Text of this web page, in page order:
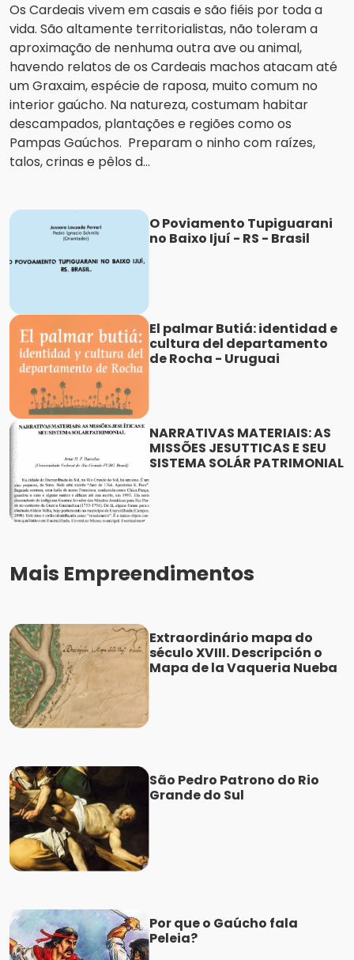
Os Cardeais vivem em casais e são fiéis por toda a
vida. São altamente territorialistas, não toleram a
aproximação de nenhuma outra ave ou animal,
havendo relatos de os Cardeais machos atacam até
um Graxaim, espécie de raposa, muito comum no
interior gaúcho. Na natureza, costumam habitar
descampados, plantações e regiões como os
Pampas Gaúchos. Preparam o ninho com raízes,
talos, crinas e pêlos d...
O Poviamento Tupiguarani
no Baixo Ijuí - RS - Brasil
El palmar Butiá: identidad e
cultura del departamento
de Rocha - Uruguai
NARRATIVAS MATERIAIS: AS
MISSÕES JESUTTICAS E SEU
SISTEMA SOLÁR PATRIMONIAL
Mais Empreendimentos
Extraordinário mapa do
século XVIII. Descripción o
Mapa de la Vaqueria Nueba
São Pedro Patrono do Rio
Grande do Sul
Por que o Gaúcho fala
Peleia?